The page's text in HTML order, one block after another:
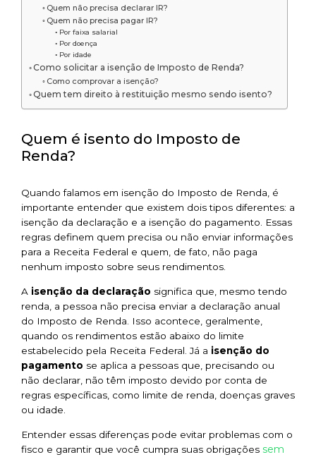
Quem não precisa declarar IR?
Quem não precisa pagar IR?
Por faixa salarial
Por doença
Por idade
Como solicitar a isenção de Imposto de Renda?
Como comprovar a isenção?
Quem tem direito à restituição mesmo sendo isento?
Quem é isento do Imposto de
Renda?
Quando falamos em isenção do Imposto de Renda, é
importante entender que existem dois tipos diferentes: a
isenção da declaração e a isenção do pagamento. Essas
regras definem quem precisa ou não enviar informações
para a Receita Federal e quem, de fato, não paga
nenhum imposto sobre seus rendimentos.
A isenção da declaração significa que, mesmo tendo
renda, a pessoa não precisa enviar a declaração anual
do Imposto de Renda. Isso acontece, geralmente,
quando os rendimentos estão abaixo do limite
estabelecido pela Receita Federal. Já a isenção do
pagamento se aplica a pessoas que, precisando ou
não declarar, não têm imposto devido por conta de
regras específicas, como limite de renda, doenças graves
ou idade.
Entender essas diferenças pode evitar problemas com o
fisco e garantir que você cumpra suas obrigações sem